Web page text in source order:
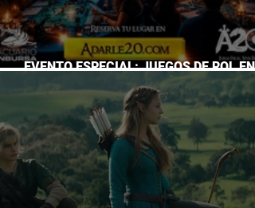
EVENTO ESPECIAL: JUEGOS DE ROL EN